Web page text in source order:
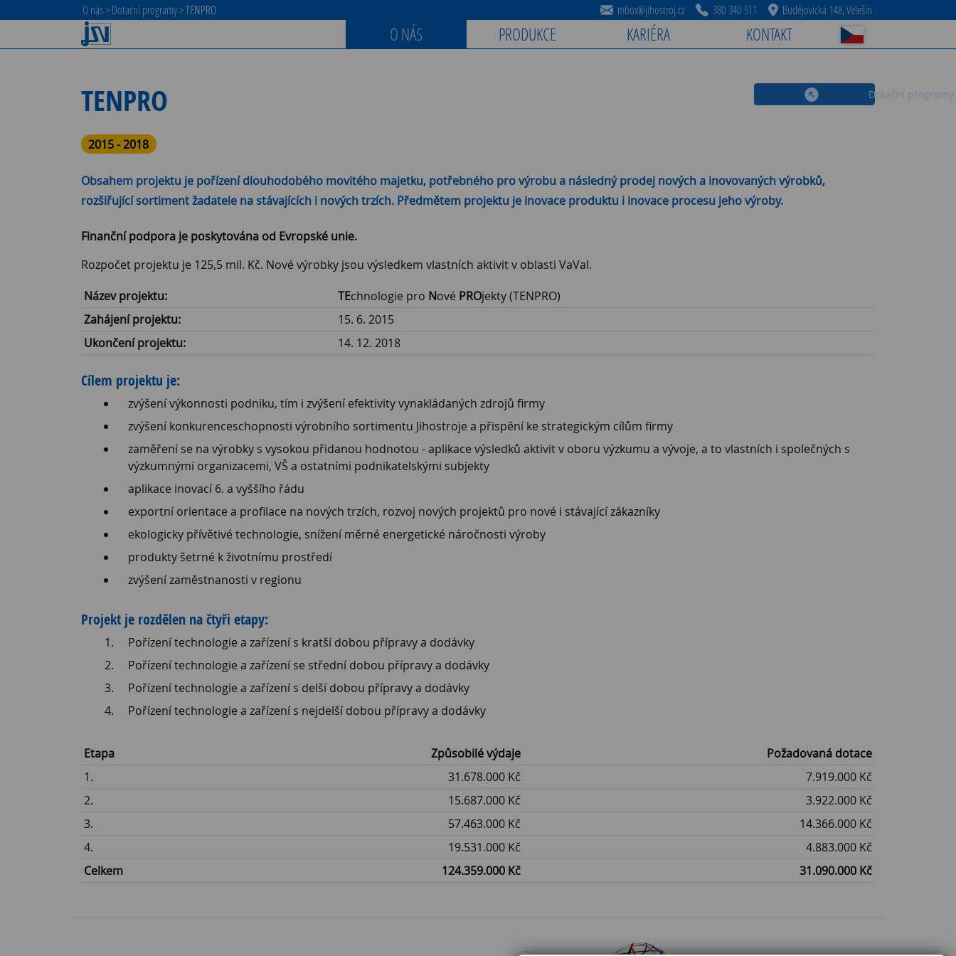
O nás>Dotační programy>TENPRO mbox@jihostroj.cz 380 340 511 Budějovická 148, Velešín
O NÁS PRODUKCE KARIÉRA KONTAKT
Dotační programy
TENPRO
2015 - 2018
Obsahem projektu je pořízení dlouhodobého movitého majetku, potřebného pro výrobu a následný prodej nových a inovovaných výrobků,
rozšiřující sortiment žadatele na stávajících i nových trzích. Předmětem projektu je inovace produktu i inovace procesu jeho výroby.
Finanční podpora je poskytována od Evropské unie.
Rozpočet projektu je 125,5 mil. Kč. Nové výrobky jsou výsledkem vlastních aktivit v oblasti VaVaI.
Název projektu:
TEchnologie pro Nové PROjekty (TENPRO)
Zahájení projektu:
15. 6. 2015
Ukončení projektu:
14. 12. 2018
Cílem projektu je:
zvýšení výkonnosti podniku, tím i zvýšení efektivity vynakládaných zdrojů firmy
zvýšení konkurenceschopnosti výrobního sortimentu Jihostroje a přispění ke strategickým cílům firmy
zaměření se na výrobky s vysokou přidanou hodnotou - aplikace výsledků aktivit v oboru výzkumu a vývoje, a to vlastních i společných s
výzkumnými organizacemi, VŠ a ostatními podnikatelskými subjekty
aplikace inovací 6. a vyššího řádu
exportní orientace a profilace na nových trzích, rozvoj nových projektů pro nové i stávající zákazníky
ekologicky přívětivé technologie, snížení měrné energetické náročnosti výroby
produkty šetrné k životnímu prostředí
zvýšení zaměstnanosti v regionu
Projekt je rozdělen na čtyři etapy:
Pořízení technologie a zařízení s kratší dobou přípravy a dodávky
Pořízení technologie a zařízení se střední dobou přípravy a dodávky
Pořízení technologie a zařízení s delší dobou přípravy a dodávky
Pořízení technologie a zařízení s nejdelší dobou přípravy a dodávky
Etapa Způsobilé výdaje
Požadovaná dotace
1.
31.678.000 Kč
7.919.000 Kč
2.
15.687.000 Kč
3.922.000 Kč
3.
57.463.000 Kč
14.366.000 Kč
4.
19.531.000 Kč
4.883.000 Kč
Celkem
124.359.000 Kč 31.090.000 Kč